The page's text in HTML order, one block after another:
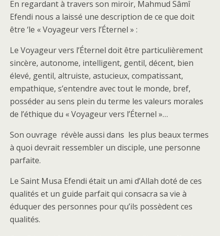
En regardant à travers son miroir, Mahmud Sâmî
Efendi nous a laissé une description de ce que doit
être ‘le « Voyageur vers l’Éternel » :
Le Voyageur vers l’Éternel doit être particulièrement
sincère, autonome, intelligent, gentil, décent, bien
élevé, gentil, altruiste, astucieux, compatissant,
empathique, s’entendre avec tout le monde, bref,
posséder au sens plein du terme les valeurs morales
de l’éthique du « Voyageur vers l’Éternel »…
Son ouvrage révèle aussi dans les plus beaux termes
à quoi devrait ressembler un disciple, une personne
parfaite.
Le Saint Musa Efendi était un ami d’Allah doté de ces
qualités et un guide parfait qui consacra sa vie à
éduquer des personnes pour qu’ils possèdent ces
qualités.